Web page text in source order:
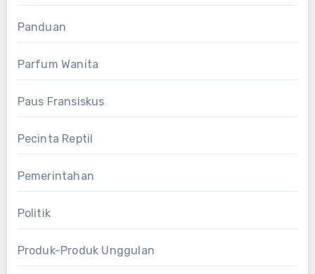
Panduan
Parfum Wanita
Paus Fransiskus
Pecinta Reptil
Pemerintahan
Politik
Produk-Produk Unggulan